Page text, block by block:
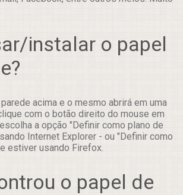
instalar o papel
acima e o mesmo abrirá em uma
com o botão direito do mouse em
a opção "Definir como plano de
Internet Explorer - ou "Definir como
estiver usando Firefox.
o papel de